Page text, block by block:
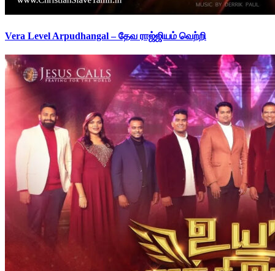
Vera Level Arpudhangal – தேவ ராஜ்ஜியம் வெற்றி